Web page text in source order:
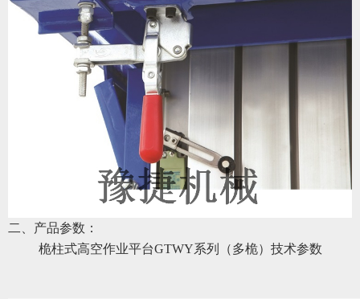
二、产品参数：
桅柱式高空作业平台GTWY系列（多桅） 技术参数